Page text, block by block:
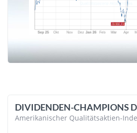
DIVIDENDEN-CHAMPIONS
Amerikanischer Qualitätsaktien-